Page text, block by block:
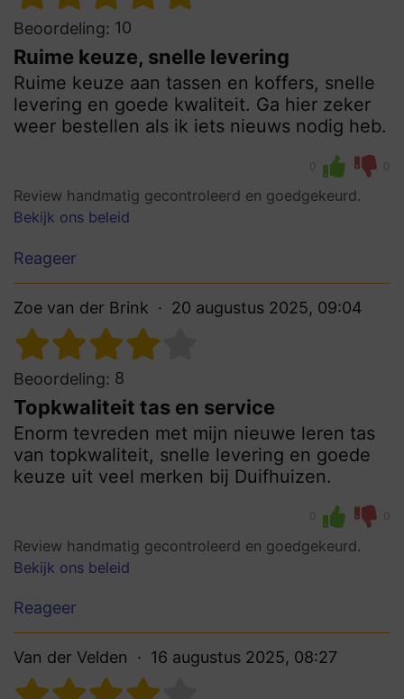
Beoordeling: 10
Ruime keuze, snelle levering
Ruime keuze aan tassen en koffers, snelle
levering en goede kwaliteit. Ga hier zeker
weer bestellen als ik iets nieuws nodig heb.
0 0
Review handmatig gecontroleerd en goedgekeurd.
Bekijk ons beleid
Reageer
Zoe van der Brink 20 augustus 2025, 09:04
Beoordeling: 8
Topkwaliteit tas en service
Enorm tevreden met mijn nieuwe leren tas
van topkwaliteit, snelle levering en goede
keuze uit veel merken bij Duifhuizen.
0 0
Review handmatig gecontroleerd en goedgekeurd.
Bekijk ons beleid
Reageer
Van der Velden 16 augustus 2025, 08:27